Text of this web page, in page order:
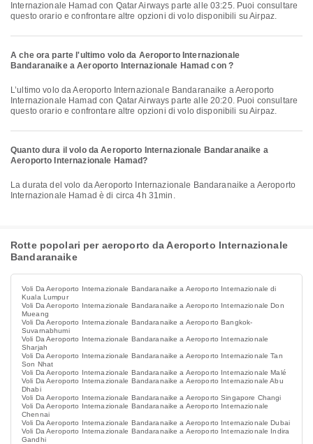
Internazionale Hamad con Qatar Airways parte alle 03:25. Puoi consultare
questo orario e confrontare altre opzioni di volo disponibili su Airpaz.
A che ora parte l'ultimo volo da Aeroporto Internazionale
Bandaranaike a Aeroporto Internazionale Hamad con ?
L’ultimo volo da Aeroporto Internazionale Bandaranaike a Aeroporto
Internazionale Hamad con Qatar Airways parte alle 20:20. Puoi consultare
questo orario e confrontare altre opzioni di volo disponibili su Airpaz.
Quanto dura il volo da Aeroporto Internazionale Bandaranaike a
Aeroporto Internazionale Hamad?
La durata del volo da Aeroporto Internazionale Bandaranaike a Aeroporto
Internazionale Hamad è di circa 4h 31min.
Rotte popolari per aeroporto da Aeroporto Internazionale
Bandaranaike
Voli Da Aeroporto Internazionale Bandaranaike a Aeroporto Internazionale di
Kuala Lumpur
Voli Da Aeroporto Internazionale Bandaranaike a Aeroporto Internazionale Don
Mueang
Voli Da Aeroporto Internazionale Bandaranaike a Aeroporto Bangkok-
Suvarnabhumi
Voli Da Aeroporto Internazionale Bandaranaike a Aeroporto Internazionale
Sharjah
Voli Da Aeroporto Internazionale Bandaranaike a Aeroporto Internazionale Tan
Son Nhat
Voli Da Aeroporto Internazionale Bandaranaike a Aeroporto Internazionale Malé
Voli Da Aeroporto Internazionale Bandaranaike a Aeroporto Internazionale Abu
Dhabi
Voli Da Aeroporto Internazionale Bandaranaike a Aeroporto Singapore Changi
Voli Da Aeroporto Internazionale Bandaranaike a Aeroporto Internazionale
Chennai
Voli Da Aeroporto Internazionale Bandaranaike a Aeroporto Internazionale Dubai
Voli Da Aeroporto Internazionale Bandaranaike a Aeroporto Internazionale Indira
Gandhi